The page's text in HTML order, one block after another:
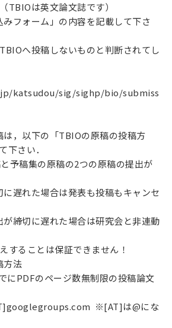
TBIOは英文論文誌です）
フォーム」の内容を記載して下さ
へ投稿しないものと判断されてし
katsudou/sig/sighp/bio/submiss
，以下の「TBIOの原稿の投稿方
下さい．
予稿集の原稿の2つの原稿の提出が
遅れた場合は発表も投稿もキャンセ
締切に遅れた場合は研究会と非連動
することは保証できません！
方法
にPDFのページ数無制限の投稿論文
※[AT]は@にな